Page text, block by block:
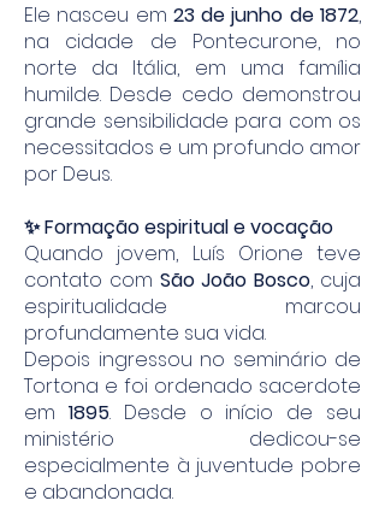
Ele nasceu em 23 de junho de 1872,
na cidade de Pontecurone, no
norte da Itália, em uma família
humilde. Desde cedo demonstrou
grande sensibilidade para com os
necessitados e um profundo amor
por Deus.
✨ Formação espiritual e vocação
Quando jovem, Luís Orione teve
contato com São João Bosco, cuja
espiritualidade marcou
profundamente sua vida.
Depois ingressou no seminário de
Tortona e foi ordenado sacerdote
em 1895. Desde o início de seu
ministério dedicou-se
especialmente à juventude pobre
e abandonada.